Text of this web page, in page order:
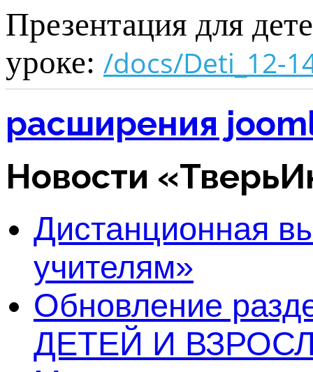
Презентация для
уроке: /docs/Deti_12-
расширения
Новости
Дистанционная
учителям»
Обновление
ДЕТЕЙ И